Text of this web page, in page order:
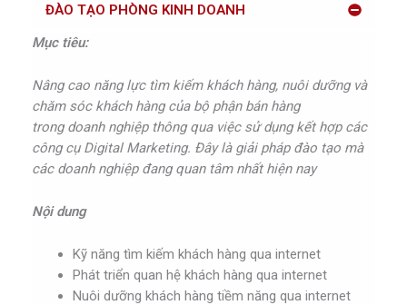
ĐÀO TẠO PHÒNG KINH DOANH
Mụctiêu:
Nâng cao năng lực tìm kiếm khách hàng, nuôi dưỡng và
chăm sóc khách hàng của bộ phận bán hàng
trong doanh nghiệp thông qua việc sử dụng kết hợp các
công cụ Digital Marketing. Đây là giải pháp đào tạo mà
các doanh nghiệp đang quan tâm nhất hiện nay
Nội dung
Kỹ năng tìm kiếm khách hàng qua internet
Phát triển quan hệ khách hàng qua internet
Nuôi dưỡng khách hàng tiềm năng qua internet